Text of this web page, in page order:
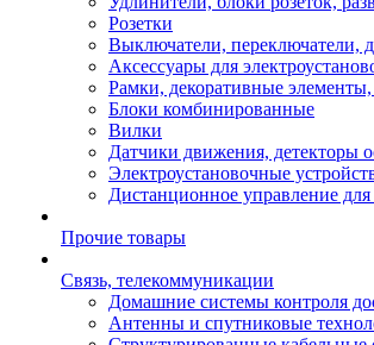
Розетки
Выключатели, переключатели,
Аксессуары для
Рамки, декоративные
Блоки комбинированные
Вилки
Датчики движения, детекторы
Электроустановочные
Дистанционное управление
Прочие товары
Связь, телекоммуникации
Домашние системы контроля
Антенны и спутниковые